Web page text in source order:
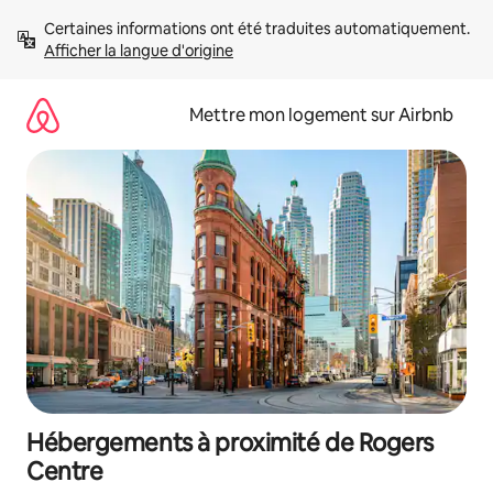
directement
Afficher la langue d'origine
Mettre mon logement sur Airbnb
Hébergements à proximité de Rogers
Centre